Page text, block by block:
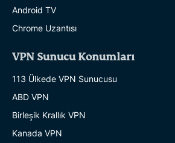
Android TV
Chrome Uzantısı
VPN Sunucu Konumları
113 Ülkede VPN Sunucusu
ABD VPN
Birleşik Krallık VPN
Kanada VPN